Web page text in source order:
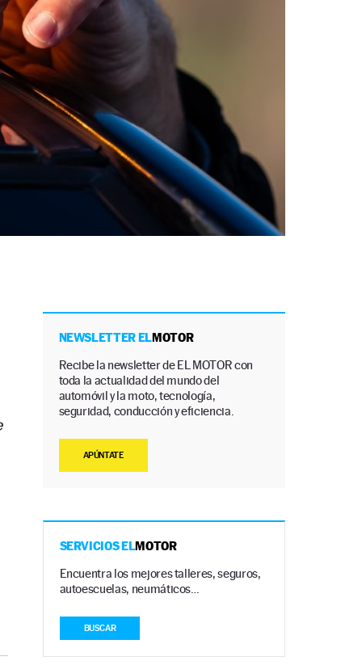
NEWSLETTER ELMOTOR
Recibe la newsletter de EL MOTOR con
toda la actualidad del mundo del
automóvil y la moto, tecnología,
seguridad, conducción y eficiencia.
APÚNTATE
SERVICIOS ELMOTOR
Encuentra los mejores talleres, seguros,
autoescuelas, neumáticos…
BUSCAR